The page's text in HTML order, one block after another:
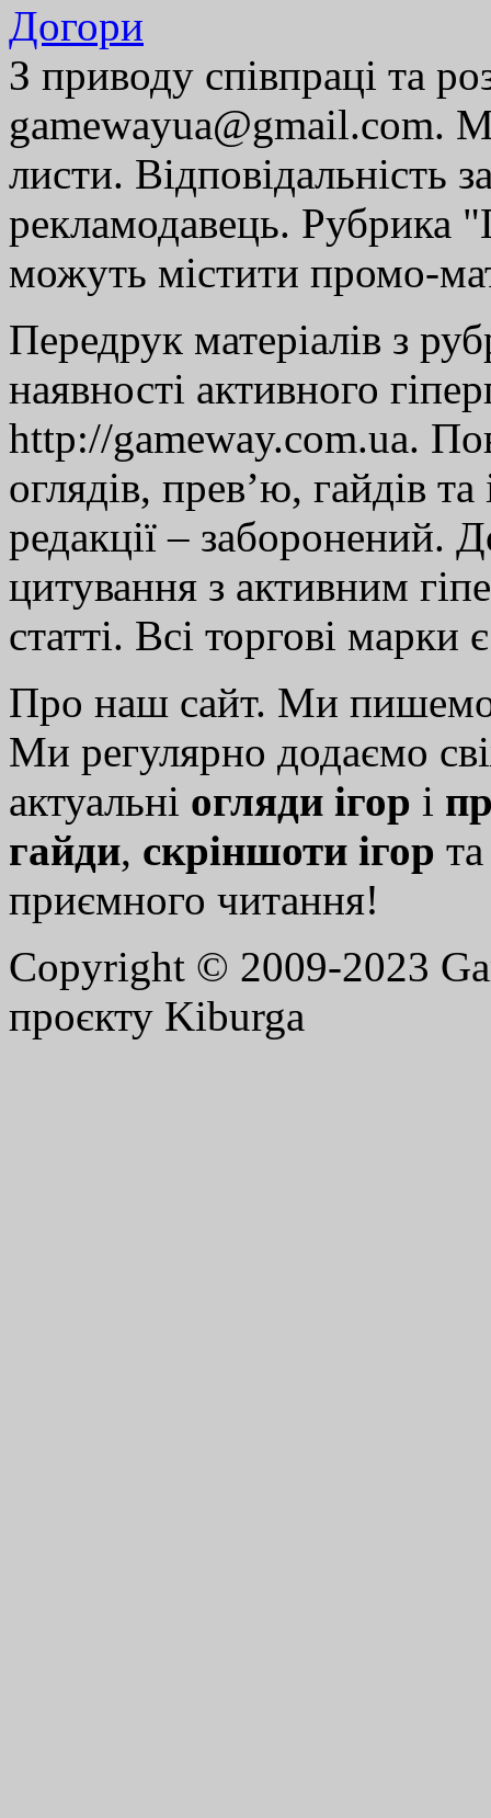
Догори
З приводу співпраці та
gamewayua@gmail.com.
листи. Відповідальність
рекламодавець. Рубрика
можуть містити промо-
Передрук матеріалів з
наявності активного
http://gameway.com.ua.
оглядів, прев’ю, гайдів
редакції – заборонений.
цитування з активним
статті. Всі торгові марки
Про наш сайт. Ми
Ми регулярно додаємо
актуальні огляди ігор і
гайди, скріншоти ігор
приємного читання!
Copyright © 2009-2023
проєкту Kiburga